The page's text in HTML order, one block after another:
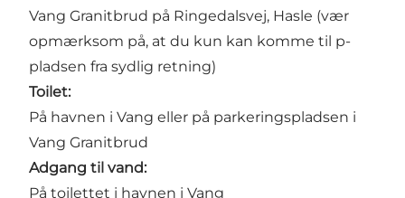
Vang Granitbrud på Ringedalsvej, Hasle (vær
opmærksom på, at du kun kan komme til p-
pladsen fra sydlig retning)
Toilet:
På havnen i Vang eller på parkeringspladsen i
Vang Granitbrud
Adgang til vand:
På toilettet i havnen i Vang